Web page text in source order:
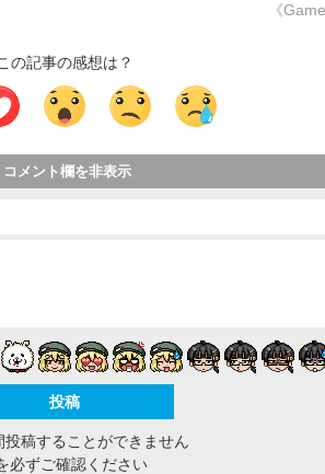
《
の記事の感想は？
コメント欄を非表示
稿することができません
必ずご確認ください